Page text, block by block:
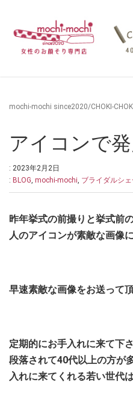
mochi-mochi since2020/CHOKI-
アイコンで
: 2023年2月2日
: BLOG, mochi-mochi, ブライダルシ
昨年挙式の前撮りと挙式前
人のアイコンが素敵な画像
早速素敵な画像をお送って
定期的にお手入れに来て下
段落されて40代以上の方が
入れに来てくれる若い世代